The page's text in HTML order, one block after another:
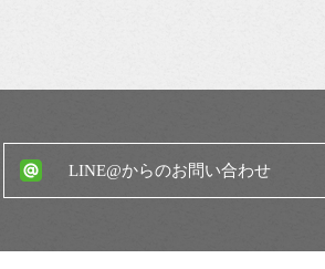
LINE@からのお問い合わせ